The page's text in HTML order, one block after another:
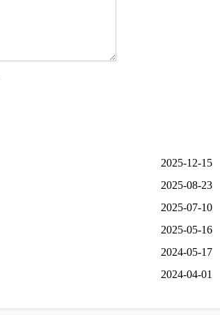
2025-12-15
2025-08-23
2025-07-10
2025-05-16
2024-05-17
2024-04-01